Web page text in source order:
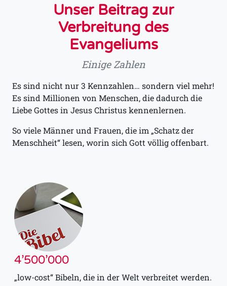
Unser Beitrag zur
Verbreitung des
Evangeliums
Einige Zahlen
Es sind nicht nur 3 Kennzahlen… sondern viel mehr!
Es sind Millionen von Menschen, die dadurch die
Liebe Gottes in Jesus Christus kennenlernen.
So viele Männer und Frauen, die im „Schatz der
Menschheit“ lesen, worin sich Gott völlig offenbart.
4’500’000
„low-cost“ Bibeln, die in der Welt verbreitet werden.